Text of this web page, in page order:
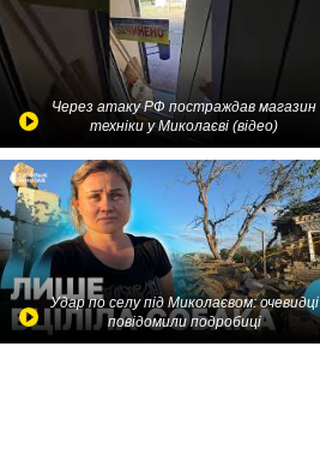
Через атаку РФ постраждав магазин
техніки у Миколаєві (відео)
Удар по селу під Миколаєвом: очевидці
повідомили подробиці